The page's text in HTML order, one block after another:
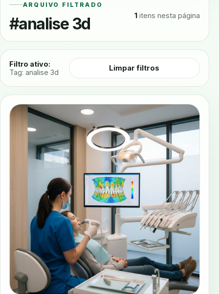
ARQUIVO FILTRADO
#analise 3d 1 itens nesta página
Filtro ativo:
Tag: analise 3d
Limpar filtros